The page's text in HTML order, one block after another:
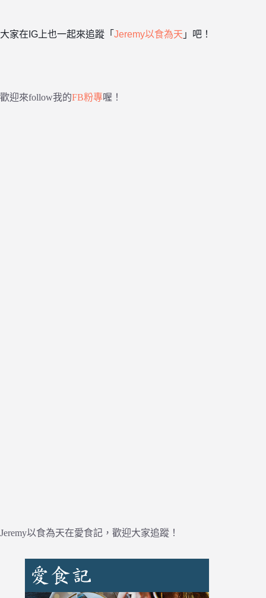
大家在IG上也一起來追蹤「 Jeremy以食為天 」吧！
歡迎來follow我的FB粉專喔！
Jeremy以食為天在愛食記，歡迎大家追蹤！